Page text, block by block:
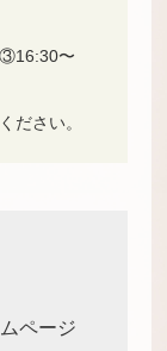
〜
ださい。
ページ